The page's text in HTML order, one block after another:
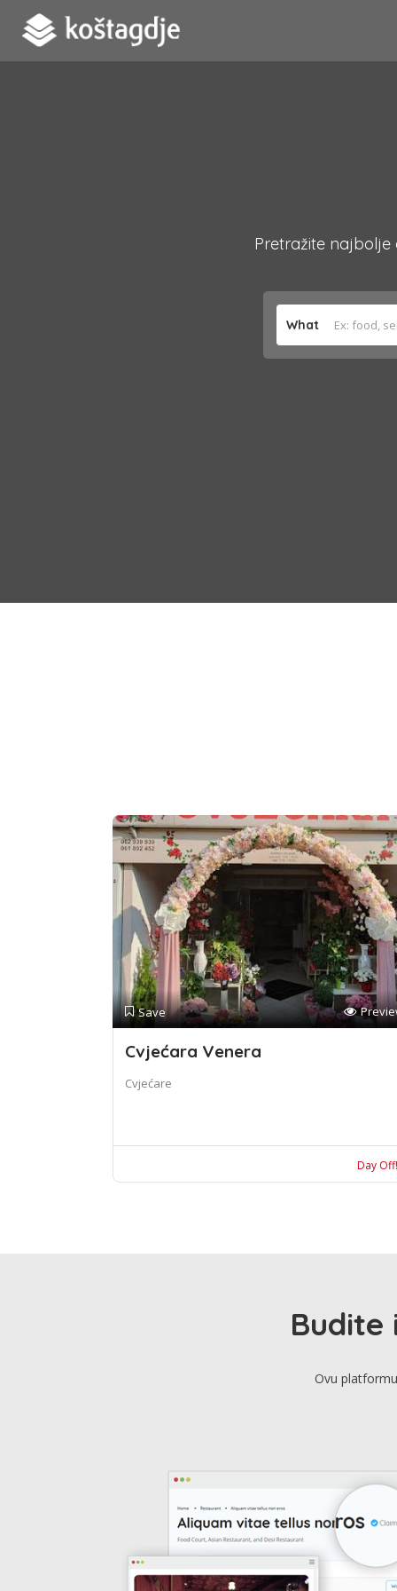
Pretražite najbolje
What
Save
Cvjećara Venera
Cvjećare
Day
Budite
Ovu